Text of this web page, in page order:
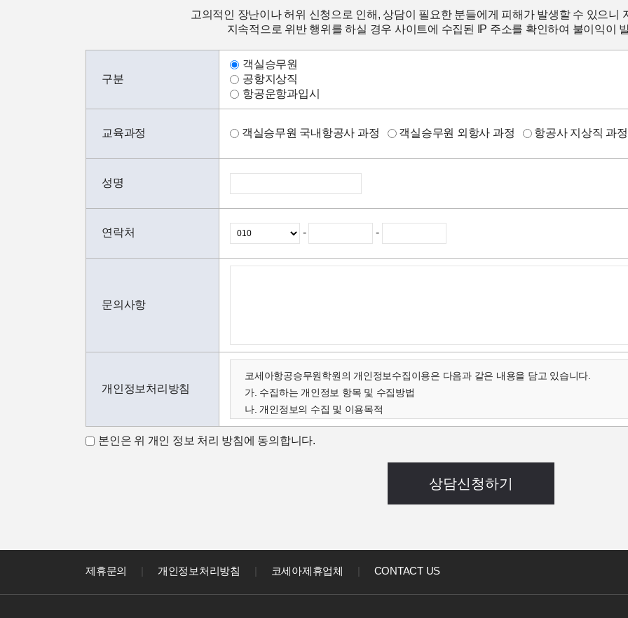
고의적인 장난이나 허위 신청으로 인해, 상담이 필요한 분들에게 피해가 발생할 수 있으니
지속적으로 위반 행위를 하실 경우 사이트에 수집된 IP 주소를 확인하여 불이익이
구분
객실승무원
공항지상직
항공운항과입시
교육과정 객실승무원 국내항공사 과정 객실승무원 외항사 과정 항공사 지상직 과
성명
연락처 - -
문의사항
개인정보처리방침
코세아항공승무원학원의 개인정보수집이용은 다음과 같은 내용을 담고 있습니다.
가. 수집하는 개인정보 항목 및 수집방법
나. 개인정보의 수집 및 이용목적
다. 수집한 개인정보의 보유 및 이용기간
가. 수집하는 개인정보 항목 및 수집방법
- 성명, 이메일, 연락처, 출생년도, 신장 등 기록
- 과정문의에 대한 학과담당자들의 전화 및 이메일 상담
- 신규 서비스(강좌) 개발 및 특화, 이벤트 등 광고성 정보 전달
본인은 위 개인 정보 처리 방침에 동의합니다.
제휴문의 | 개인정보처리방침 | 코세아제휴업체 | CONTACT US